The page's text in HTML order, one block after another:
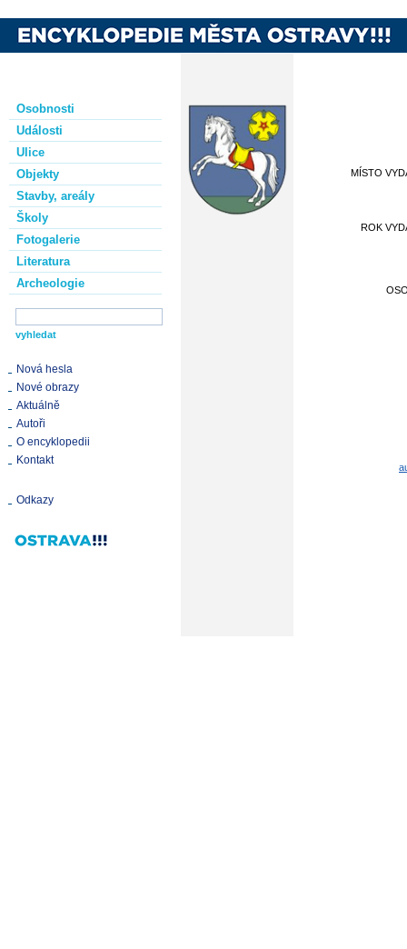
Osobnosti
Události
Ulice
Objekty
Stavby, areály
Školy
Fotogalerie
Literatura
Archeologie
Nová hesla
Nové obrazy
Aktuálně
Autoři
O encyklopedii
Kontakt
Odkazy
MÍSTO
ROK